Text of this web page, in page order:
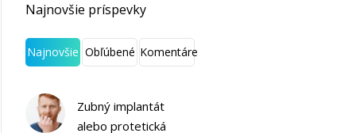
Najnovšie príspevky
Najnovšie Obľúbené Komentáre
Zubný implantát
alebo protetická